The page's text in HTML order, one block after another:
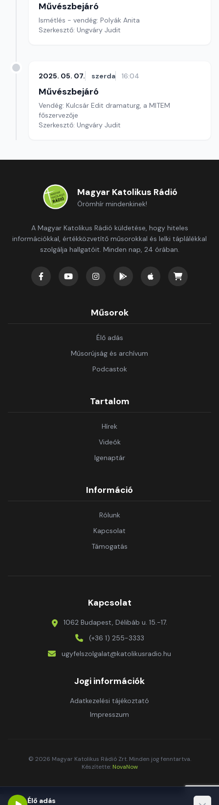
Művészbejáró
Ismétlés - vendég: Polyák Anita
Szerkesztő: Ungváry Judit
2025. 05. 07. szerda 16:04
Művészbejáró
Vendég: Kulcsár Edit dramaturg, a MITEM
főszervezője
Szerkesztő: Ungváry Judit
Magyar Katolikus Rádió
Örömhír mindenkinek!
A Magyar Katolikus Rádió küldetése, hogy hiteles
információkkal, értékközvetítő műsorokkal és lelki táplálékkal
szolgálja hallgatóit. Minden nap, 24 órában.
Műsorok
Élő adás
Műsorújság és archívum
Podcastok
Tartalom
Hírek
Videók
Igenaptár
Információ
Rólunk
Kapcsolat
Támogatás
Kapcsolat
1062 Budapest, Délibáb u. 15.-17.
(+36 1) 255-3333
ugyfelszolgalat@katolikusradio.hu
Jogi információk
Adatkezelési tájékoztató
Impresszum
© 2026 Magyar Katolikus Rádió Zrt. Minden jog fenntartva.
Készítette: NovaNow
Élő adás